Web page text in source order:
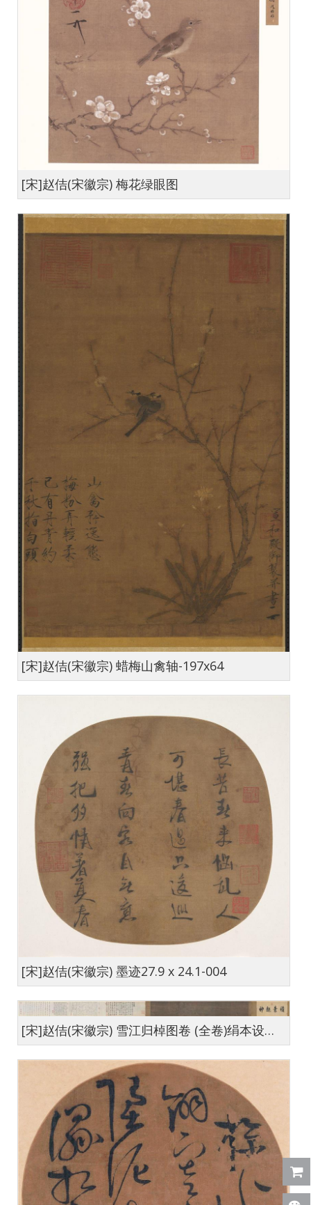
[宋]赵佶(宋徽宗) 梅花绿眼图
[宋]赵佶(宋徽宗) 蜡梅山禽轴-197x64
[宋]赵佶(宋徽宗) 墨迹27.9 x 24.1-004
[宋]赵佶(宋徽宗) 雪江归棹图卷 (全卷)绢本设色30.3×190.8